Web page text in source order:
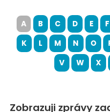
A B C D E F
K
L M N O
V
W X
Zobrazuji zprávy